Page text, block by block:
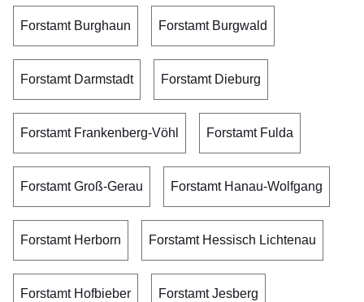
Forstamt Burghaun Forstamt Burgwald
Forstamt Darmstadt Forstamt Dieburg
Forstamt Frankenberg-Vöhl Forstamt Fulda
Forstamt Groß-Gerau Forstamt Hanau-Wolfgang
Forstamt Herborn Forstamt Hessisch Lichtenau
Forstamt Hofbieber Forstamt Jesberg